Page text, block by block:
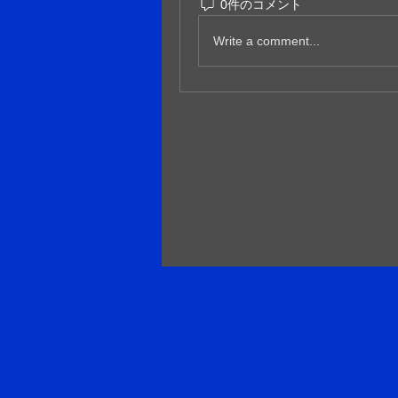
0件のコメント
Write a comment...